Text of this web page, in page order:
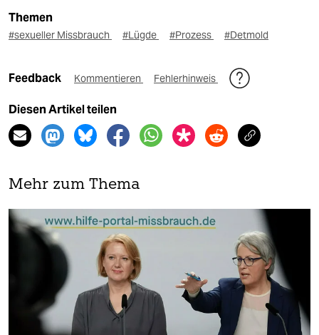
Themen
#sexueller Missbrauch #Lügde #Prozess #Detmold
Feedback Kommentieren Fehlerhinweis
Diesen Artikel teilen
Mehr zum Thema